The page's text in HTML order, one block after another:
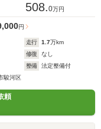
508.0万円
円
走行 1.7万km
修復
なし
整備
法定整備付
駿河区
頼